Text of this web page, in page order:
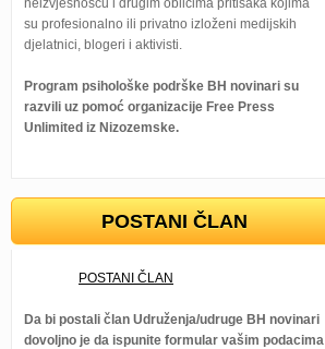
neizvjesnošću i drugim oblicima pritisaka kojima
su profesionalno ili privatno izloženi medijskih
djelatnici, blogeri i aktivisti.
Program psihološke podrške BH novinari su
razvili uz pomoć organizacije Free Press
Unlimited iz Nizozemske.
POSTANI ČLAN
POSTANI ČLAN
Da bi postali član Udruženja/udruge BH novinari
dovoljno je da ispunite formular vašim podacima